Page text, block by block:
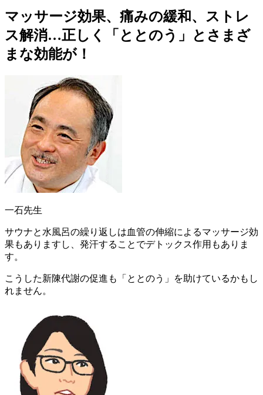
マッサージ効果、痛みの緩和、ストレ
ス解消…正しく「ととのう」とさまざ
まな効能が！
一石先生
サウナと水風呂の繰り返しは血管の伸縮によるマッサージ効
果もありますし、発汗することでデトックス作用もありま
す。
こうした新陳代謝の促進も「ととのう」を助けているかもし
れません。